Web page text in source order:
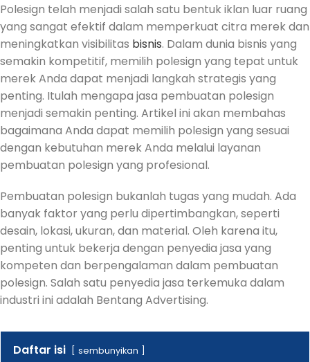
Polesign telah menjadi salah satu bentuk iklan luar ruang
yang sangat efektif dalam memperkuat citra merek dan
meningkatkan visibilitas bisnis. Dalam dunia bisnis yang
semakin kompetitif, memilih polesign yang tepat untuk
merek Anda dapat menjadi langkah strategis yang
penting. Itulah mengapa jasa pembuatan polesign
menjadi semakin penting. Artikel ini akan membahas
bagaimana Anda dapat memilih polesign yang sesuai
dengan kebutuhan merek Anda melalui layanan
pembuatan polesign yang profesional.
Pembuatan polesign bukanlah tugas yang mudah. Ada
banyak faktor yang perlu dipertimbangkan, seperti
desain, lokasi, ukuran, dan material. Oleh karena itu,
penting untuk bekerja dengan penyedia jasa yang
kompeten dan berpengalaman dalam pembuatan
polesign. Salah satu penyedia jasa terkemuka dalam
industri ini adalah Bentang Advertising.
Daftar isi sembunyikan